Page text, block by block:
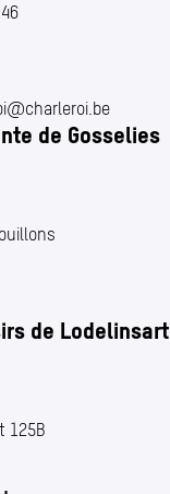
de Gosselies
de Lodelinsart
125B